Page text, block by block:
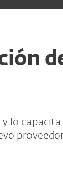
lo capacita